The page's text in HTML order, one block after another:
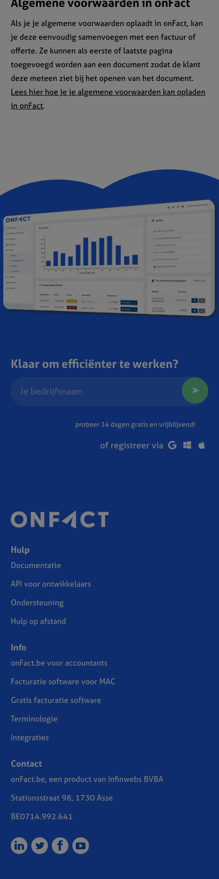
Als je je algemene voorwaarden oplaadt in onFact, kan
je deze eenvoudig samenvoegen met een factuur of
offerte. Ze kunnen als eerste of laatste pagina
toegevoegd worden aan een document zodat de klant
deze meteen ziet bij het openen van het document.
Lees hier hoe je je algemene voorwaarden kan opladen
in onFact.
Klaar om efficiënter te werken?
probeer 14 dagen gratis en vrijblijvend!
of registreer via
Hulp
Documentatie
API voor ontwikkelaars
Ondersteuning
Hulp op afstand
Info
onFact.be voor accountants
Facturatie software voor MAC
Gratis facturatie software
Terminologie
Integraties
Contact
onFact.be, een product van Infinwebs BVBA
Stationsstraat 98, 1730 Asse
BE0714.992.641